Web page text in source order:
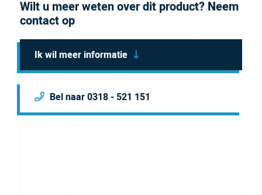
Wilt u meer weten over dit product? Neem
contact op
Ik wil meer informatie
Bel naar 0318 - 521 151